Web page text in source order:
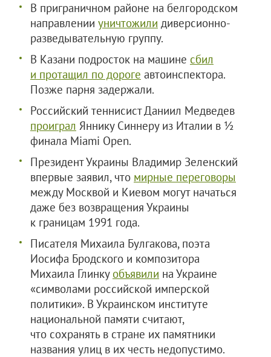
В приграничном районе на белгородском
направлении уничтожили диверсионно-
разведывательную группу.
В Казани подросток на машине сбил
и протащил по дороге автоинспектора.
Позже парня задержали.
Российский теннисист Даниил Медведев
проиграл Яннику Синнеру из Италии в ½
финала Miami Open.
Президент Украины Владимир Зеленский
впервые заявил, что мирные переговоры
между Москвой и Киевом могут начаться
даже без возвращения Украины
к границам 1991 года.
Писателя Михаила Булгакова, поэта
Иосифа Бродского и композитора
Михаила Глинку объявили на Украине
«символами российской имперской
политики». В Украинском институте
национальной памяти считают,
что сохранять в стране их памятники
названия улиц в их честь недопустимо.